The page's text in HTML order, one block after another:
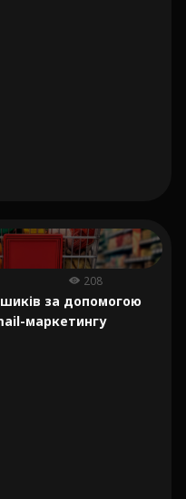
208
за допомогою
маркетингу